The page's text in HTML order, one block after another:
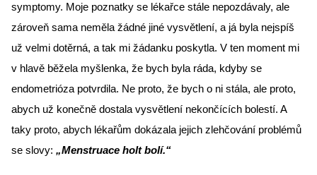
symptomy. Moje poznatky se lékařce stále nepozdávaly, ale
zároveň sama neměla žádné jiné vysvětlení, a já byla nejspíš
už velmi dotěrná, a tak mi žádanku poskytla. V ten moment mi
v hlavě běžela myšlenka, že bych byla ráda, kdyby se
endometrióza potvrdila. Ne proto, že bych o ni stála, ale proto,
abych už konečně dostala vysvětlení nekončících bolestí. A
taky proto, abych lékařům dokázala jejich zlehčování problémů
se slovy: „Menstruace holt bolí.“